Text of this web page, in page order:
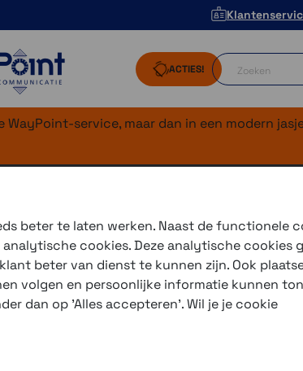
ACTIES!
service, maar dan in een modern
is de verbeterde versie van Sena's
via HD-audio, tot op een afstand van
naar muziek en meer. Rijders kunnen
Sena Bluetooth-motorheadsets via Universal
beter te laten werken. Naast de functionele
cookies. Deze analytische cookies
beter van dienst te kunnen zijn. Ook
volgen en persoonlijke informatie kunnen
dan op 'Alles accepteren'. Wil je je cookie